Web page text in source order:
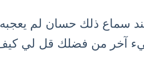
سماع ذلك حسان لم يعجبه
آخر من فضلك قل لي كيف